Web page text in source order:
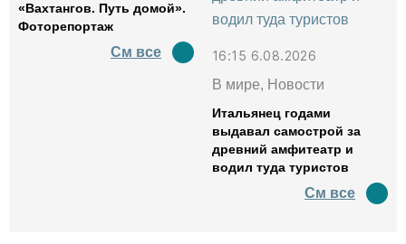
«Вахтангов. Путь домой».
Фоторепортаж
См все
16:15 6.08.2026
В мире, Новости
Итальянец годами
выдавал самострой за
древний амфитеатр и
водил туда туристов
См все